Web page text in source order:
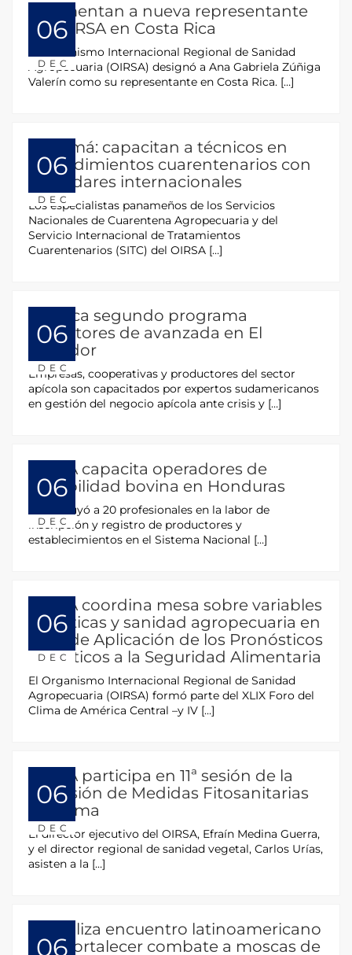
06
DEC
Juramentan a nueva representante
del OIRSA en Costa Rica
El Organismo Internacional Regional de Sanidad
Agropecuaria (OIRSA) designó a Ana Gabriela Zúñiga
Valerín como su representante en Costa Rica. […]
06
DEC
Panamá: capacitan a técnicos en
procedimientos cuarentenarios con
estándares internacionales
Los especialistas panameños de los Servicios
Nacionales de Cuarentena Agropecuaria y del
Servicio Internacional de Tratamientos
Cuarentenarios (SITC) del OIRSA […]
06
DEC
Arranca segundo programa
apicultores de avanzada en El
Salvador
Empresas, cooperativas y productores del sector
apícola son capacitados por expertos sudamericanos
en gestión del negocio apícola ante crisis y […]
06
DEC
OIRSA capacita operadores de
trazabilidad bovina en Honduras
Se instruyó a 20 profesionales en la labor de
inscripción y registro de productores y
establecimientos en el Sistema Nacional […]
06
DEC
OIRSA coordina mesa sobre variables
climáticas y sanidad agropecuaria en
Foro de Aplicación de los Pronósticos
Climáticos a la Seguridad Alimentaria
El Organismo Internacional Regional de Sanidad
Agropecuaria (OIRSA) formó parte del XLIX Foro del
Clima de América Central –y IV […]
06
DEC
OIRSA participa en 11ª sesión de la
Comisión de Medidas Fitosanitarias
en Roma
El director ejecutivo del OIRSA, Efraín Medina Guerra,
y el director regional de sanidad vegetal, Carlos Urías,
asisten a la […]
06
Se realiza encuentro latinoamericano
para fortalecer combate a moscas de